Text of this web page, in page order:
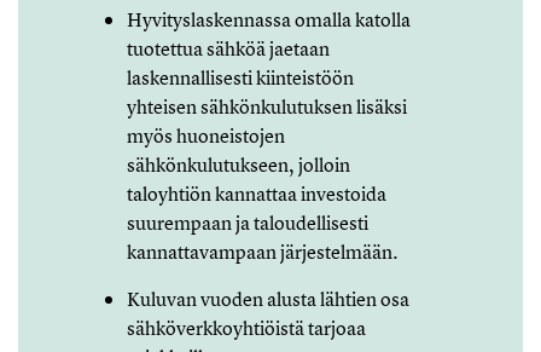
Hyvityslaskennassa omalla katolla
tuotettua sähköä jaetaan
laskennallisesti kiinteistöön
yhteisen sähkönkulutuksen lisäksi
myös huoneistojen
sähkönkulutukseen, jolloin
taloyhtiön kannattaa investoida
suurempaan ja taloudellisesti
kannattavampaan järjestelmään.
Kuluvan vuoden alusta lähtien osa
sähköverkkoyhtiöistä tarjoaa